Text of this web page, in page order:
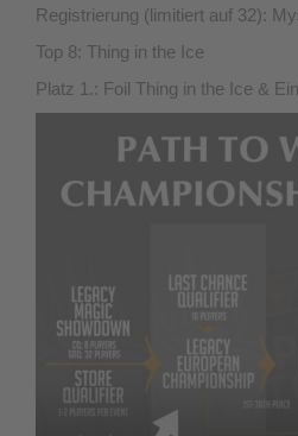
Registrierung (limitiert auf 32):
Top 8: Thing in the Ice
Platz 1.: Foil Thing in the Ice &